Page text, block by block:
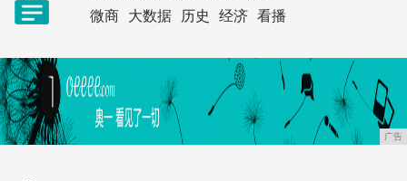
微商
大数据 历史 经济 看播
广告